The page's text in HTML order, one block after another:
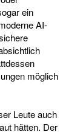
ein
AI-
möglich
Leute auch
hätten. Der